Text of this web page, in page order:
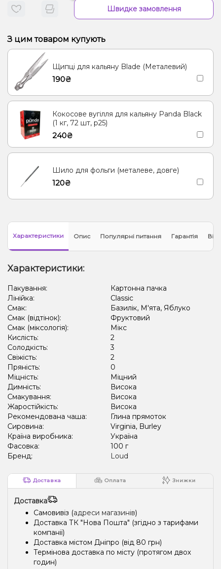
Морозиво, Папайя Манго, Персик, Прянощі/Спеції
Вишня/Черешня, Йогурт, Сливки/Крем Ялинка, Ягоди
Лід/Холодок Апельсин, Ананас, Манго, Маракуя
Манго, Енергетик
Швидке замовлення
З цим товаром купують
Щипці для кальяну Blade (Металевий)
190₴
Кокосове вугілля для кальяну Panda Black
(1 кг, 72 шт, р25)
240₴
Шило для фольги (металеве, довге)
120₴
Характеристики Опис Популярні питання Гарантія
Характеристики:
Пакування:
Картонна пачка
Лінійка:
Classic
Смак:
Базилік, М'ята, Яблуко
Смак (відтінок):
Фруктовий
Смак (міксологія):
Мікс
Кислість:
2
Солодкість:
3
Свіжість:
2
Пряність:
0
Міцність:
Міцний
Димність:
Висока
Смакування:
Висока
Жаростійкість:
Висока
Рекомендована чаша:
Глина прямоток
Сировина:
Virginia, Burley
Країна виробника:
Україна
Фасовка:
100 г
Бренд:
Loud
Доставка Оплата Знижки
Доставка
Самовивіз (адреси магазинів)
Доставка ТК "Нова Пошта" (згідно з тарифами
компанії)
Доставка містом Дніпро (від 80 грн)
Термінова доставка по місту (протягом двох
годин)